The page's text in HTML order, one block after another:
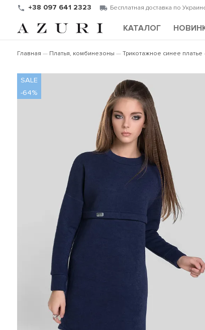
+38 097 641 2323 Бесплатная доставка по
КАТАЛОГ
Главная Платья, комбинезоны Трикотажное синее платье